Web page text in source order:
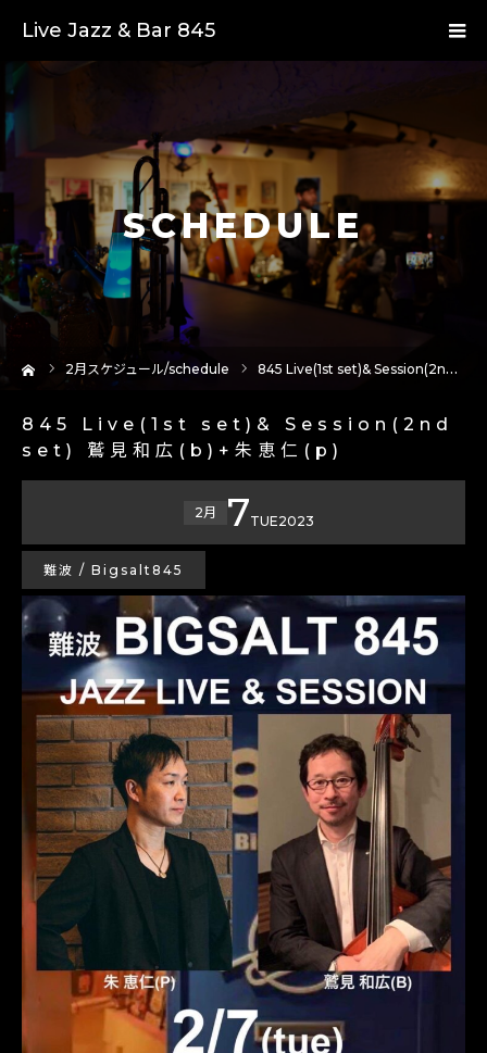
Live Jazz & Bar 845
SCHEDULE
2月スケジュール/schedule 845 Live(1st set)& Session(2nd set) 鷲見和広(b)+朱恵仁(p)
845 Live(1st set)& Session(2nd
set) 鷲見和広(b)+朱恵仁(p)
2月 7TUE2023
難波 / Bigsalt845